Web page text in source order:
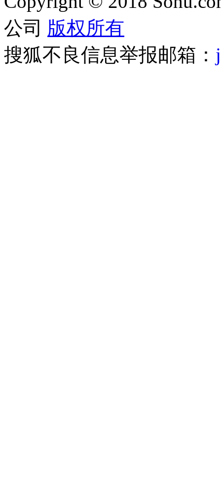
公司 版权所有
搜狐不良信息举报邮箱：